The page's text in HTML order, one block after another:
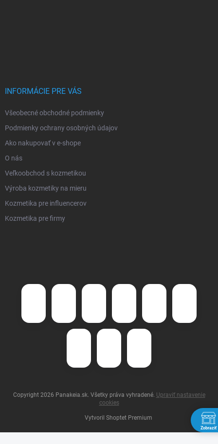
INFORMÁCIE PRE VÁS
Všeobecné obchodné podmienky
Podmienky ochrany osobných údajov
Ako nakupovať v e-shope
O nás
Veľkoobchod s kozmetikou
Výroba kozmetiky na mieru
Kozmetika pre influencerov
Kozmetika pre firmy
Vytvoril Shoptet Premium
Copyright 2026 Panakeia.sk. Všetky práva vyhradené. Upraviť nastavenie
cookies
Zobraziť